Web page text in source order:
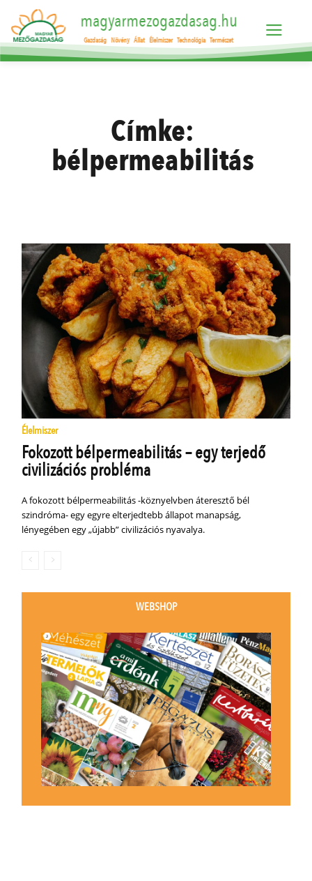
magyarmezogazdasag.hu
Gazdaság Növény Állat Élelmiszer Technológia Természet
Címke:
bélpermeabilitás
Élelmiszer
Fokozott bélpermeabilitás – egy terjedő
civilizációs probléma
A fokozott bélpermeabilitás -köznyelvben áteresztő bél
szindróma- egy egyre elterjedtebb állapot manapság,
lényegében egy „újabb” civilizációs nyavalya.
WEBSHOP